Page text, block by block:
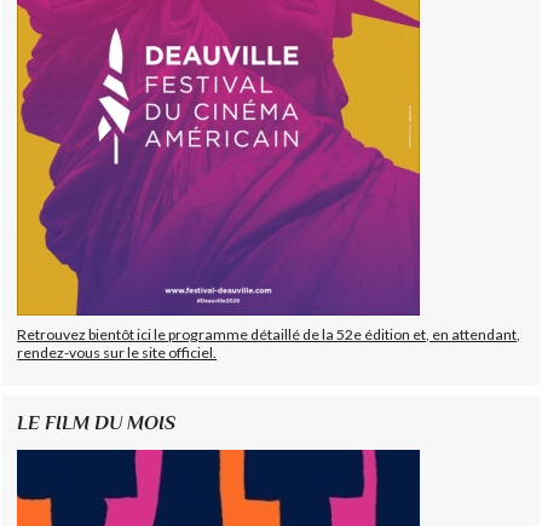
Retrouvez bientôt ici le programme détaillé de la 52e édition et, en attendant,
rendez-vous sur le site officiel.
LE FILM DU MOIS